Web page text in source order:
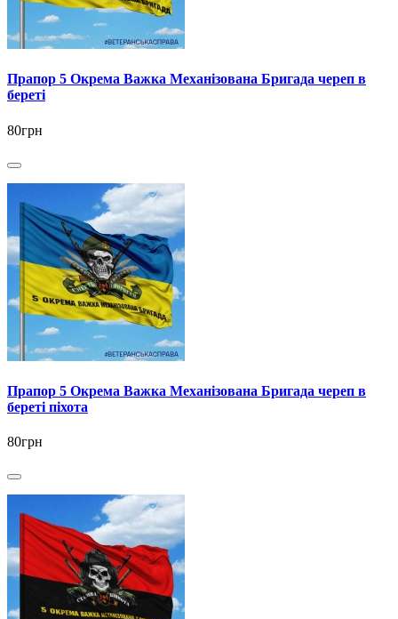
Прапор 5 Окрема Важка Механізована Бригада череп в
береті
80грн
Прапор 5 Окрема Важка Механізована Бригада череп в
береті піхота
80грн